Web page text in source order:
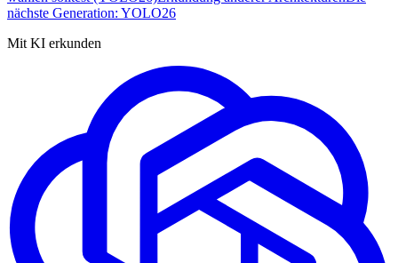
nächste Generation: YOLO26
Mit KI erkunden